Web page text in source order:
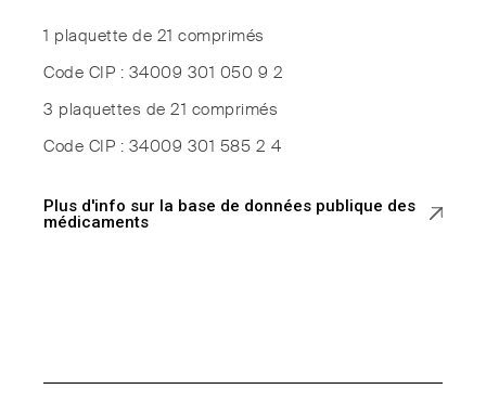
1 plaquette de 21 comprimés
Code CIP : 34009 301 050 9 2
3 plaquettes de 21 comprimés
Code CIP : 34009 301 585 2 4
Plus d'info sur la base de données publique des
médicaments